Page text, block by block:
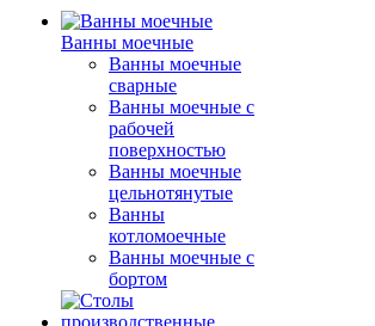
Ванны моечные
Ванны моечные
сварные
Ванны моечные с
рабочей
поверхностью
Ванны моечные
цельнотянутые
Ванны
котломоечные
Ванны моечные с
бортом